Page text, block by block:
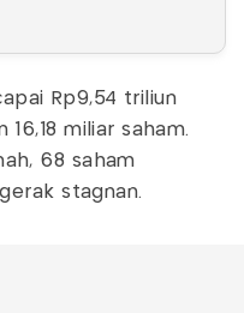
Rp9,54 triliun
miliar saham.
68 saham
stagnan.